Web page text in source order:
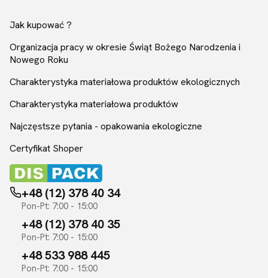
+48 (12) 378 40 34
Pon-Pt: 7:00 - 15:00
+48 (12) 378 40 35
Pon-Pt: 7:00 - 15:00
+48 533 988 445
Pon-Pt: 7:00 - 15:00
Jak kupować ?
Organizacja pracy w okresie Świąt Bożego Narodzenia i
Nowego Roku
Charakterystyka materiałowa produktów ekologicznych
Charakterystyka materiałowa produktów
Najczęstsze pytania - opakowania ekologiczne
Certyfikat Shoper